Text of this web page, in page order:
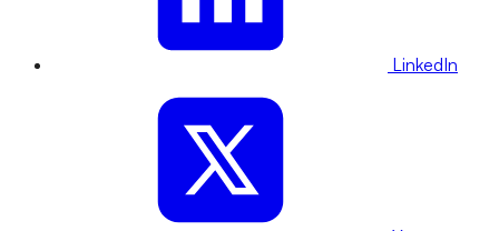
LinkedIn